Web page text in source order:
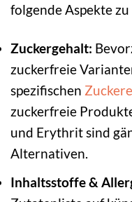
folgende Aspekte
Zuckergehalt:
zuckerfreie
spezifischen
zuckerfreie
und Erythrit sind
Alternativen.
Inhaltsstoffe &